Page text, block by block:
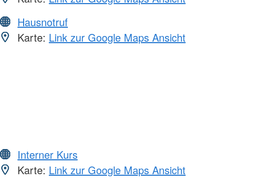
Hausnotruf
Karte: Link zur Google Maps Ansicht
Interner Kurs
Karte: Link zur Google Maps Ansicht